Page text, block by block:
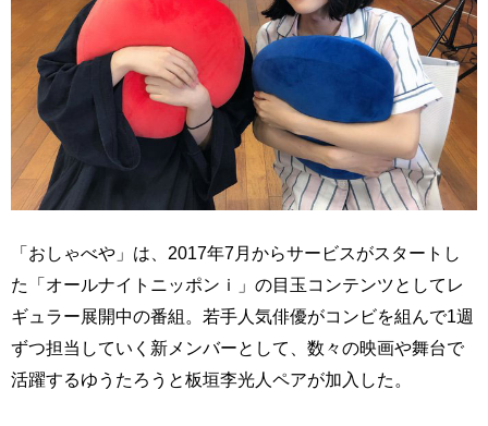
「おしゃべや」は、2017年7月からサービスがスタートし
た「オールナイトニッポンｉ」の目玉コンテンツとしてレ
ギュラー展開中の番組。若手人気俳優がコンビを組んで1週
ずつ担当していく新メンバーとして、数々の映画や舞台で
活躍するゆうたろうと板垣李光人ペアが加入した。